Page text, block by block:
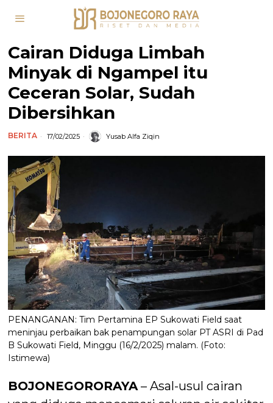
Cairan Diduga Limbah
Minyak di Ngampel itu
Ceceran Solar, Sudah
Dibersihkan
BERITA 17/02/2025 Yusab Alfa Ziqin
PENANGANAN: Tim Pertamina EP Sukowati Field saat
meninjau perbaikan bak penampungan solar PT ASRI di Pad
B Sukowati Field, Minggu (16/2/2025) malam. (Foto:
Istimewa)
BOJONEGORORAYA – Asal-usul cairan